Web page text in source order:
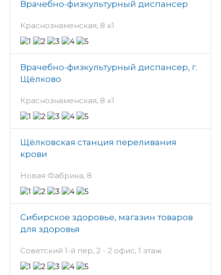
Врачебно-физкультурный диспансер
Краснознаменская, 8 к1
Врачебно-физкультурный диспансер, г.
Щёлково
Краснознаменская, 8 к1
Щёлковская станция переливания
крови
Новая Фабрика, 8
Сибирское здоровье, магазин товаров
для здоровья
Советский 1-й пер, 2 - 2 офис, 1 этаж